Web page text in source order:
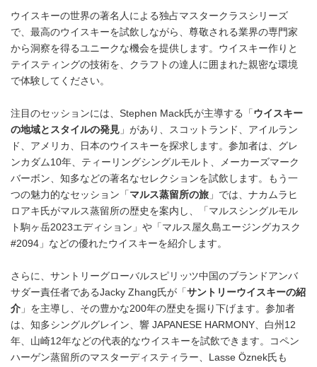
ウイスキーの世界の著名人による独占マスタークラスシリーズ
で、最高のウイスキーを試飲しながら、尊敬される業界の専門家
から洞察を得るユニークな機会を提供します。ウイスキー作りと
テイスティングの技術を、クラフトの達人に囲まれた親密な環境
で体験してください。
注目のセッションには、Stephen Mack氏が主導する「 ウイスキー
の地域とスタイルの発見 」があり、スコットランド、アイルラン
ド、アメリカ、日本のウイスキーを探求します。参加者は、グレ
ンカダム10年、ティーリングシングルモルト、メーカーズマーク
バーボン、知多などの著名なセレクションを試飲します。もう一
つの魅力的なセッション「 マルス蒸留所の旅 」では、ナカムラヒ
ロアキ氏がマルス蒸留所の歴史を案内し、「マルスシングルモル
ト駒ヶ岳2023エディション」や「マルス屋久島エージングカスク
#2094」などの優れたウイスキーを紹介します。
さらに、サントリーグローバルスピリッツ中国のブランドアンバ
サダー責任者であるJacky Zhang氏が「サントリーウイスキーの紹
介 」を主導し、その豊かな200年の歴史を掘り下げます。参加者
は、知多シングルグレイン、響 JAPANESE HARMONY、白州12
年、山崎12年などの代表的なウイスキーを試飲できます。コペン
ハーゲン蒸留所のマスターディスティラー、Lasse Öznek氏も